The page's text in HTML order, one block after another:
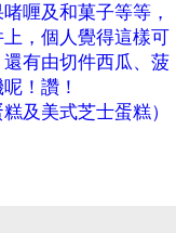
喱及和菓子等等，
，個人覺得這樣可
有由切件西瓜、菠
！讚！
及美式芝士蛋糕）